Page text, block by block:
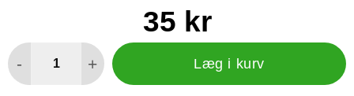
Køb dette produkt Magic Fluo Læbestift Lyserød
pris
35 kr
- + Læg i kurv